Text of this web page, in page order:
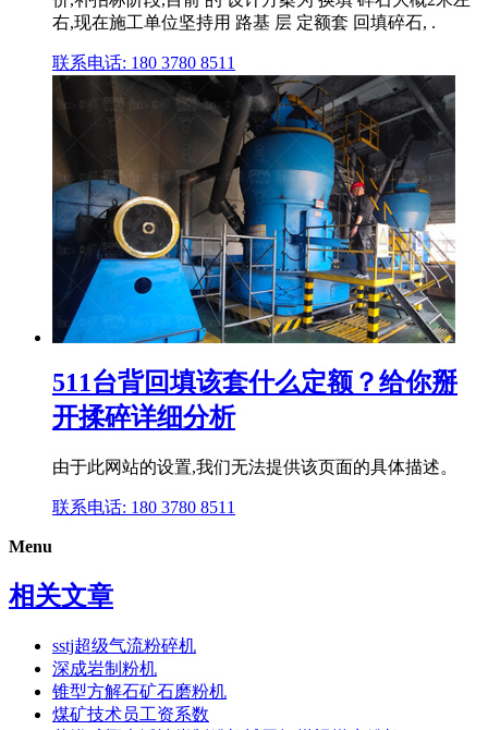
右,现在施工单位坚持用 路基 层 定额套 回填碎石, .
联系电话: 180 3780 8511
511台背回填该套什么定额？给你掰
开揉碎详细分析
由于此网站的设置,我们无法提供该页面的具体描述。
联系电话: 180 3780 8511
Menu
相关文章
sstj超级气流粉碎机
深成岩制粉机
锥型方解石矿石磨粉机
煤矿技术员工资系数